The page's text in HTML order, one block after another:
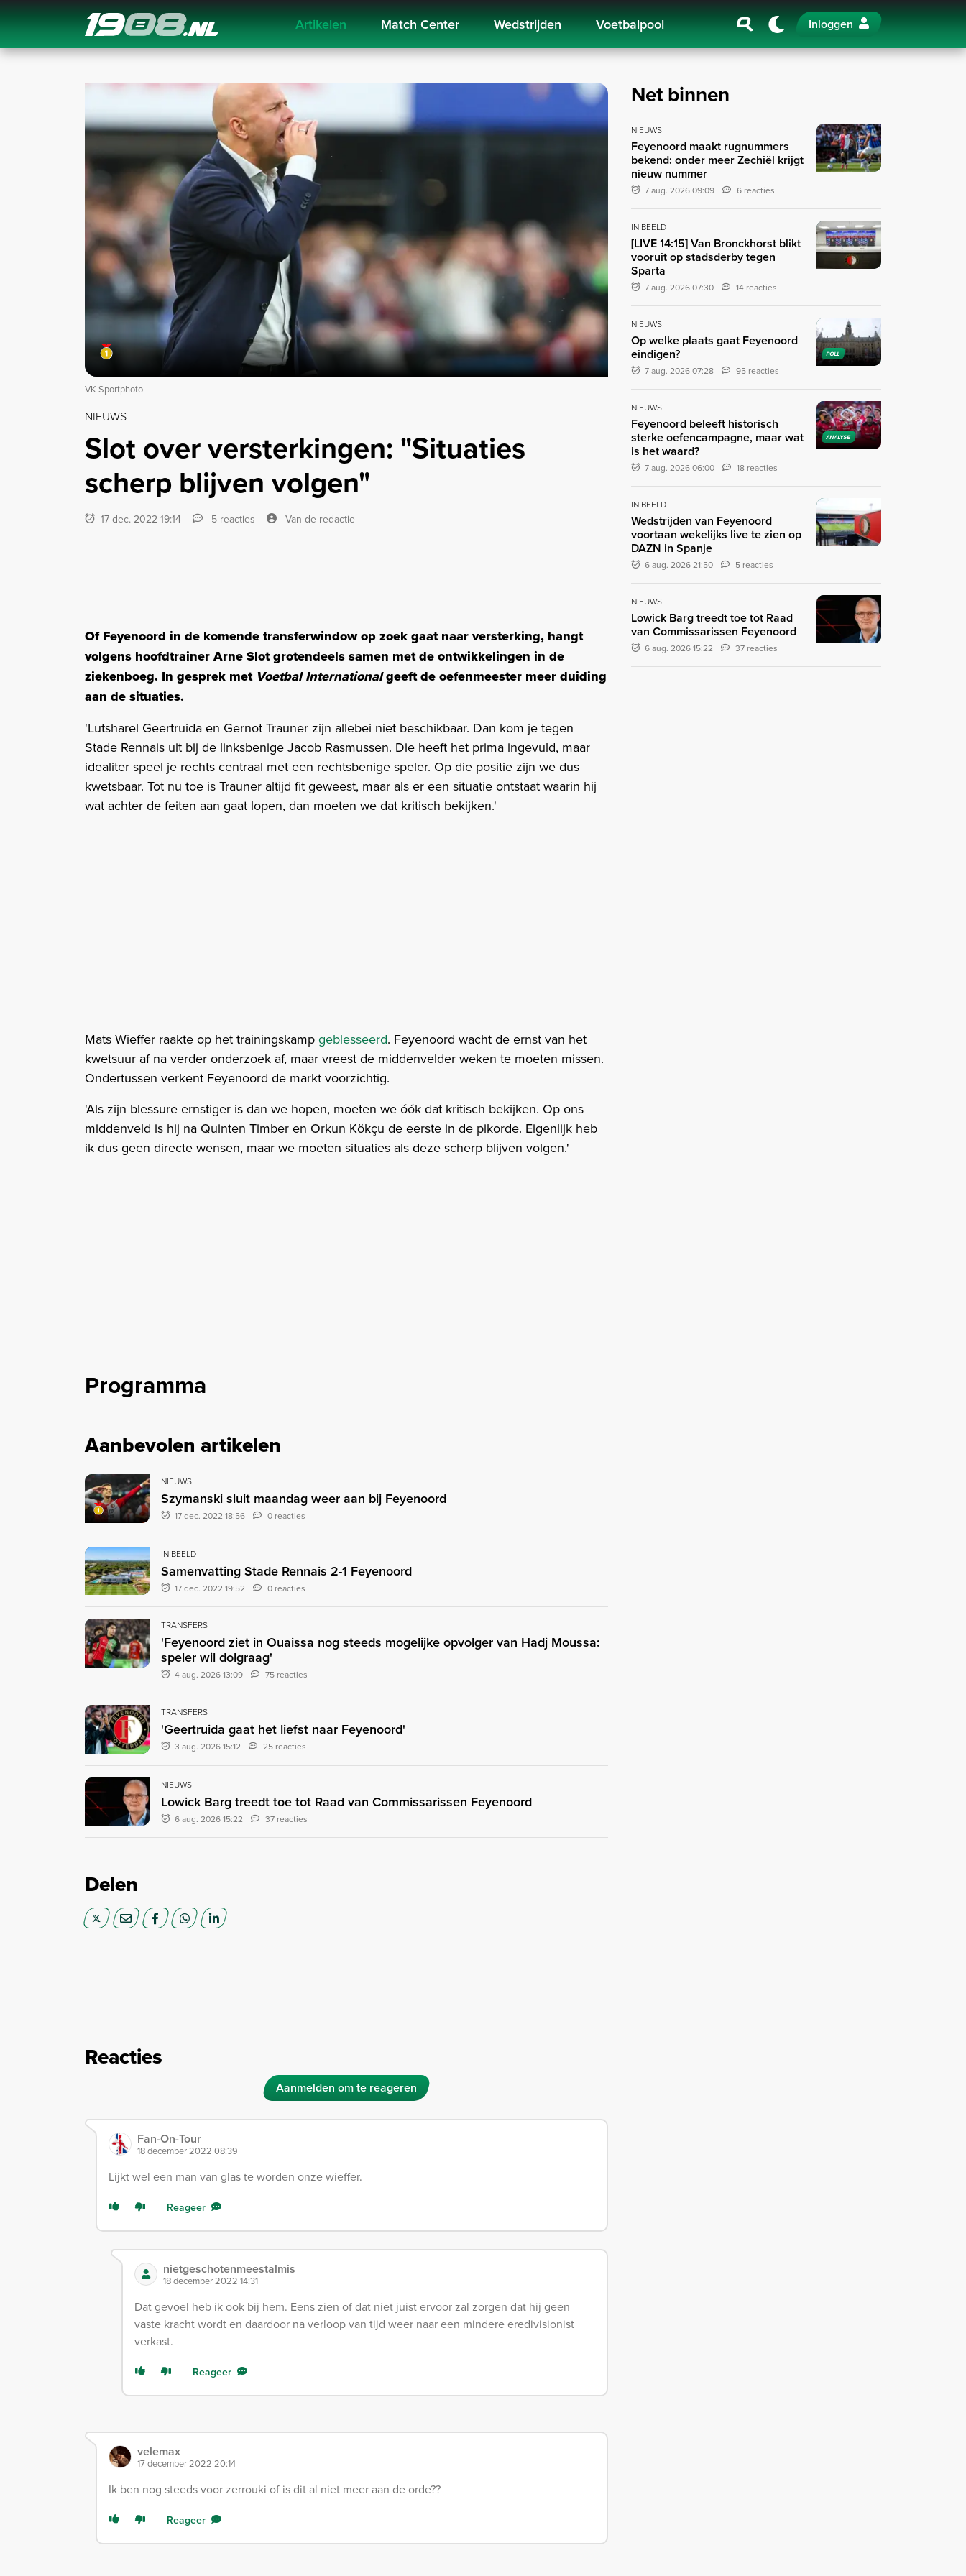
Navigation Artikelen Match Center Wedstrijden Voetbalpool Inloggen
VK Sportphoto
NIEUWS
Slot over versterkingen: "Situaties
scherp blijven volgen"
17 dec. 2022 19:14 5 reacties Van de redactie
Of Feyenoord in de komende transferwindow op zoek gaat naar versterking, hangt
volgens hoofdtrainer Arne Slot grotendeels samen met de ontwikkelingen in de
ziekenboeg. In gesprek met Voetbal Internationalgeeft de oefenmeester meer duiding
aan de situaties.
'Lutsharel Geertruida en Gernot Trauner zijn allebei niet beschikbaar. Dan kom je tegen
Stade Rennais uit bij de linksbenige Jacob Rasmussen. Die heeft het prima ingevuld, maar
idealiter speel je rechts centraal met een rechtsbenige speler. Op die positie zijn we dus
kwetsbaar. Tot nu toe is Trauner altijd fit geweest, maar als er een situatie ontstaat waarin hij
wat achter de feiten aan gaat lopen, dan moeten we dat kritisch bekijken.'
Mats Wieffer raakte op het trainingskamp geblesseerd. Feyenoord wacht de ernst van het
kwetsuur af na verder onderzoek af, maar vreest de middenvelder weken te moeten missen.
Ondertussen verkent Feyenoord de markt voorzichtig.
'Als zijn blessure ernstiger is dan we hopen, moeten we óók dat kritisch bekijken. Op ons
middenveld is hij na Quinten Timber en Orkun Kökçu de eerste in de pikorde. Eigenlijk heb
ik dus geen directe wensen, maar we moeten situaties als deze scherp blijven volgen.'
Programma
Aanbevolen artikelen
NIEUWS
Szymanski sluit maandag weer aan bij Feyenoord
17 dec. 2022 18:56 0 reacties
IN BEELD
Samenvatting Stade Rennais 2-1 Feyenoord
17 dec. 2022 19:52 0 reacties
TRANSFERS
'Feyenoord ziet in Ouaissa nog steeds mogelijke opvolger van Hadj Moussa:
speler wil dolgraag'
4 aug. 2026 13:09 75 reacties
TRANSFERS
'Geertruida gaat het liefst naar Feyenoord'
3 aug. 2026 15:12 25 reacties
NIEUWS
Lowick Barg treedt toe tot Raad van Commissarissen Feyenoord
6 aug. 2026 15:22 37 reacties
Delen
Reacties
Aanmelden om te reageren
Fan-On-Tour
18 december 2022 08:39
Lijkt wel een man van glas te worden onze wieffer.
Reageer
nietgeschotenmeestalmis
18 december 2022 14:31
Dat gevoel heb ik ook bij hem. Eens zien of dat niet juist ervoor zal zorgen dat hij geen
vaste kracht wordt en daardoor na verloop van tijd weer naar een mindere eredivisionist
verkast.
Reageer
velemax
17 december 2022 20:14
Ik ben nog steeds voor zerrouki of is dit al niet meer aan de orde??
Reageer
Net binnen
NIEUWS
Feyenoord maakt rugnummers
bekend: onder meer Zechiël krijgt
nieuw nummer
7 aug. 2026 09:09 6 reacties
IN BEELD
[LIVE 14:15] Van Bronckhorst blikt
vooruit op stadsderby tegen
Sparta
7 aug. 2026 07:30 14 reacties
POLL
NIEUWS
Op welke plaats gaat Feyenoord
eindigen?
7 aug. 2026 07:28 95 reacties
ANALYSE
NIEUWS
Feyenoord beleeft historisch
sterke oefencampagne, maar wat
is het waard?
7 aug. 2026 06:00 18 reacties
IN BEELD
Wedstrijden van Feyenoord
voortaan wekelijks live te zien op
DAZN in Spanje
6 aug. 2026 21:50 5 reacties
NIEUWS
Lowick Barg treedt toe tot Raad
van Commissarissen Feyenoord
6 aug. 2026 15:22 37 reacties